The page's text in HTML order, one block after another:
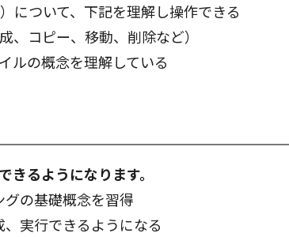
について、下記を理解し操作できる
コピー、移動、削除など）
ルの概念を理解している
きるようになります。
の基礎概念を習得
実行できるようになる